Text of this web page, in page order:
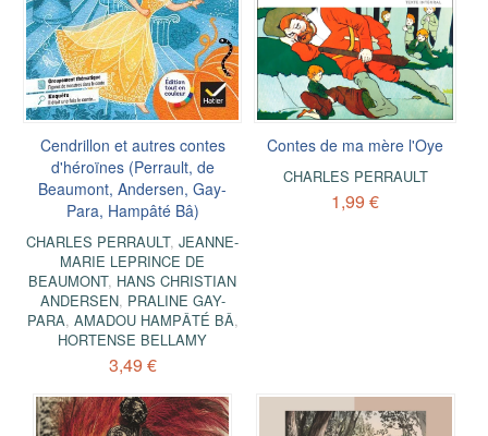
Cendrillon et autres contes
d'héroïnes (Perrault, de
Beaumont, Andersen, Gay-
Para, Hampâté Bâ)
CHARLES PERRAULT,JEANNE-
MARIE LEPRINCE DE
BEAUMONT, HANS CHRISTIAN
ANDERSEN, PRALINE GAY-
PARA, AMADOU HAMPÂTÉ BÂ,
HORTENSE BELLAMY
3,49 €
Contes de ma mère l'Oye
CHARLES PERRAULT
1,99 €